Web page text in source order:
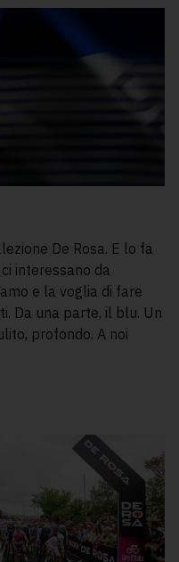
De Rosa. E lo fa
interessano da
e la voglia di fare
Da una parte, il blu. Un
profondo. A noi